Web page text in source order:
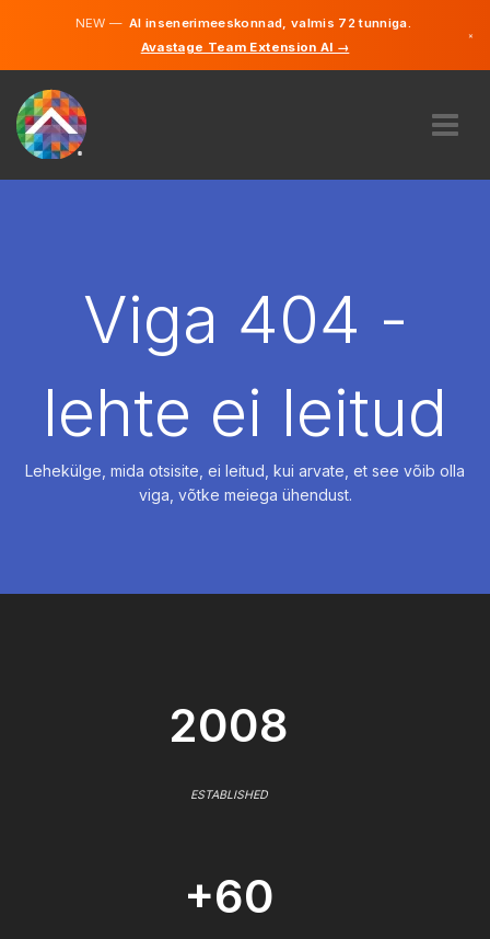
NEW —AI insenerimeeskonnad, valmis 72 tunniga.
Avastage Team Extension AI →
×
PALKAMAViga 404 -
lehte ei leitud
Lehekülge, mida otsisite, ei leitud, kui arvate, et see võib olla
viga, võtke meiega ühendust.
2008
ESTABLISHED
+60